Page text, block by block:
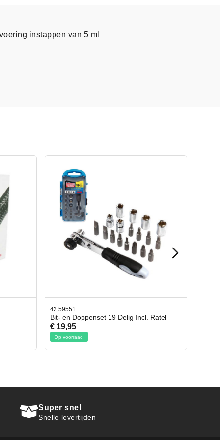
instappen van 5 ml
Ratel
42.65998
Afbreekmes 2 stuks
€ 10,95
Op voorraad
Super snel
Snelle levertijden